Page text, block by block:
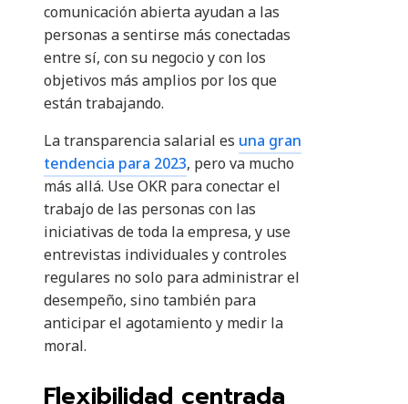
comunicación abierta ayudan a las
personas a sentirse más conectadas
entre sí, con su negocio y con los
objetivos más amplios por los que
están trabajando.
La transparencia salarial es una gran
tendencia para 2023, pero va mucho
más allá. Use OKR para conectar el
trabajo de las personas con las
iniciativas de toda la empresa, y use
entrevistas individuales y controles
regulares no solo para administrar el
desempeño, sino también para
anticipar el agotamiento y medir la
moral.
Flexibilidad centrada